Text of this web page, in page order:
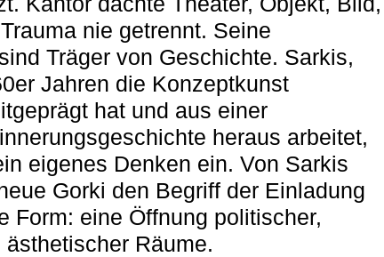
nie getrennt. Seine
Träger von Geschichte. Sarkis,
Jahren die Konzeptkunst
hat und aus einer
heraus arbeitet,
eigenes Denken ein. Von Sarkis
Gorki den Begriff der Einladung
Form: eine Öffnung politischer,
Räume.